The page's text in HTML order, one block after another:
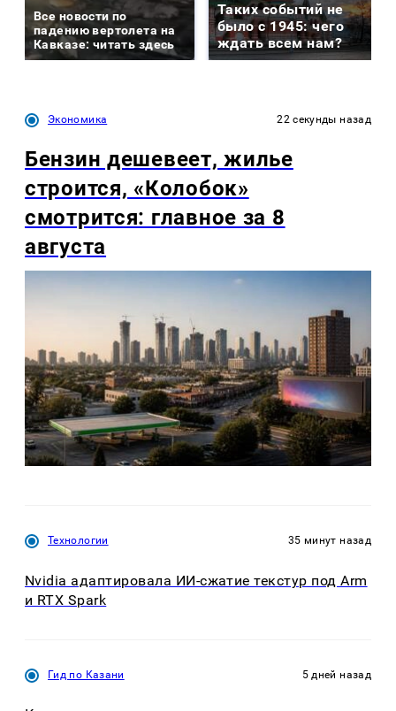
Все новости по
падению вертолета на
Кавказе: читать здесь
Таких событий не
было с 1945: чего
ждать всем нам?
Экономика 22 секунды назад
Бензин дешевеет, жилье
строится, «Колобок»
смотрится: главное за 8
августа
Технологии 35 минут назад
Nvidia адаптировала ИИ-сжатие текстур под Arm
и RTX Spark
Гид по Казани 5 дней назад